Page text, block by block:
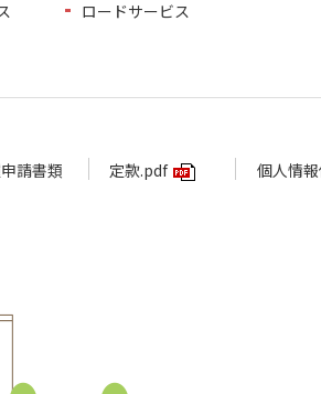
ロードサービス
請書類 定款.pdf 個人情